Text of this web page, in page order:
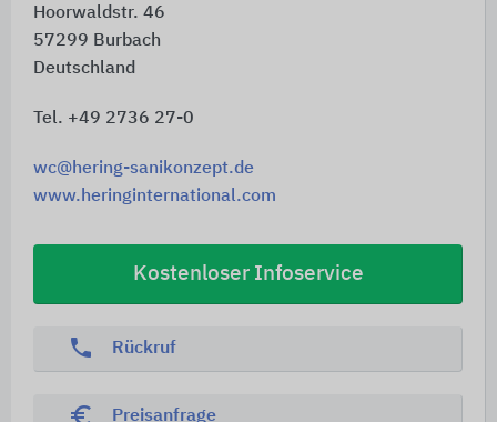
Hoorwaldstr. 46
57299 Burbach
Deutschland
Tel. +49 2736 27-0
wc@hering-sanikonzept.de
www.heringinternational.com
Kostenloser Infoservice
phone Rückruf
euro_symbol Preisanfrage